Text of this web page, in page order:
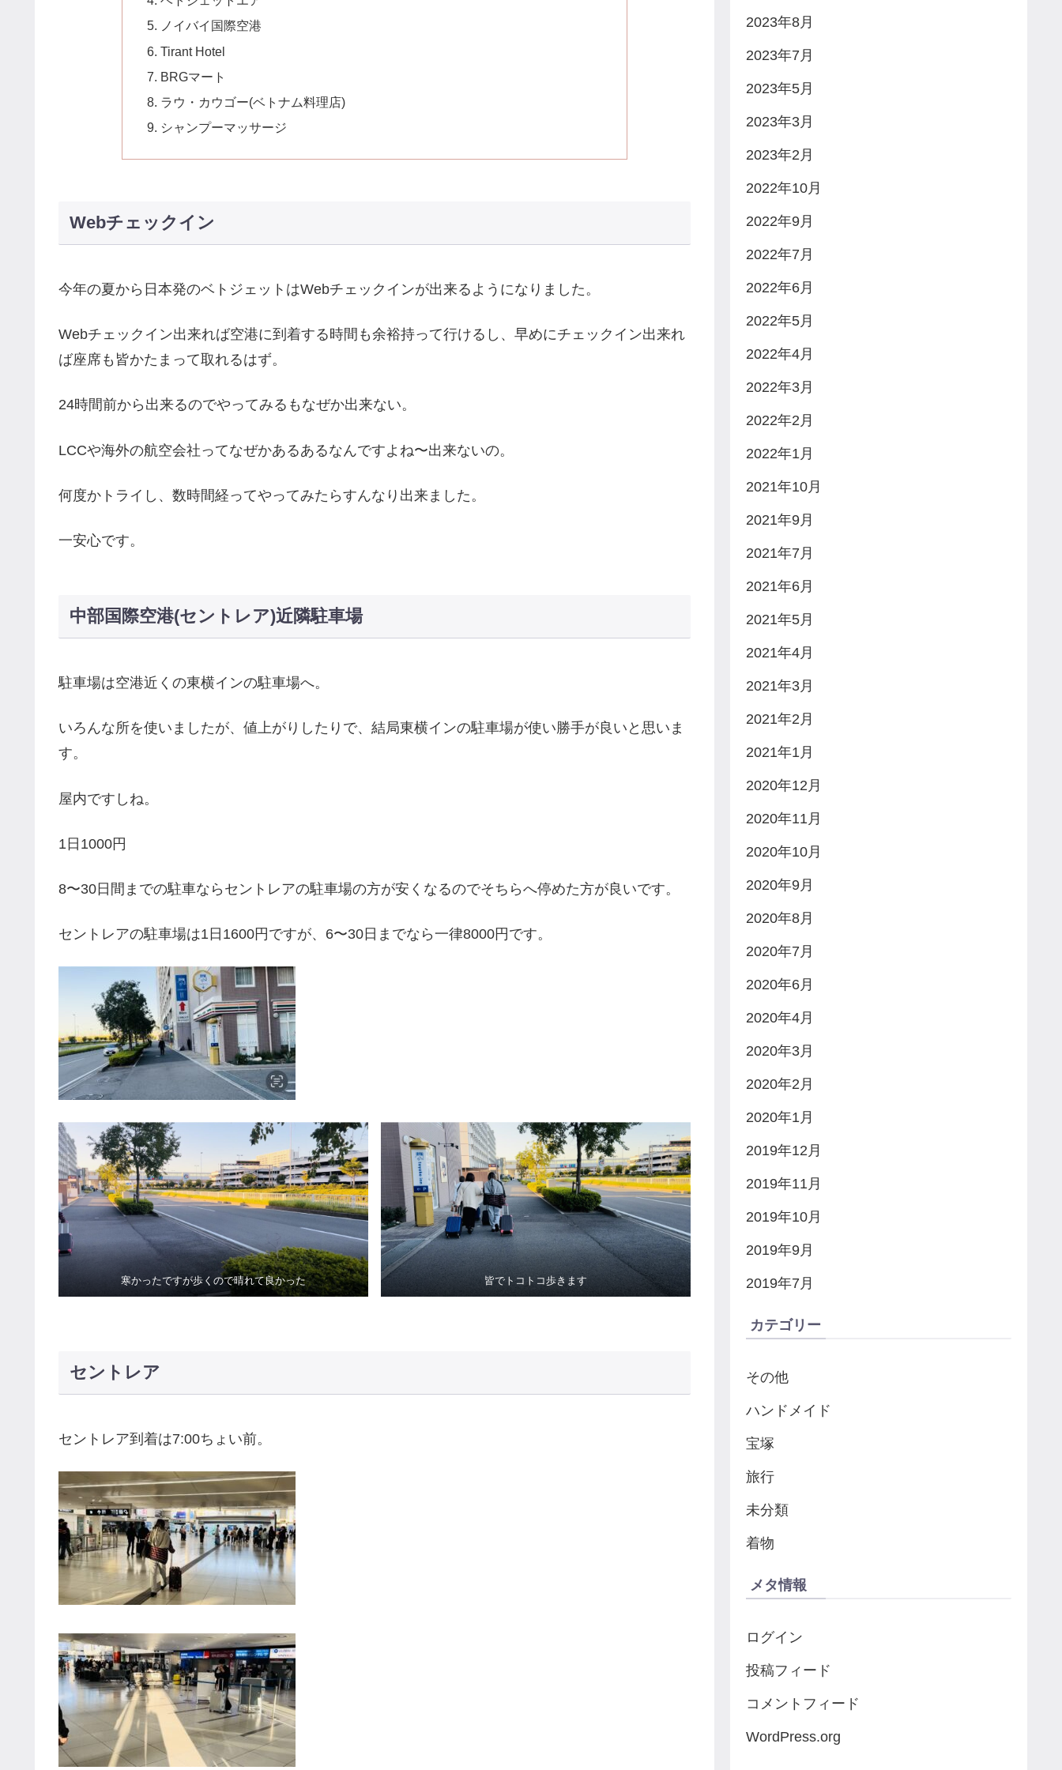
ノイバイ国際空港
Tirant Hotel
BRGマート
ラウ・カウゴー(ベトナム料理店)
シャンプーマッサージ
Webチェックイン
今年の夏から日本発のベトジェットはWebチェックインが出来るようになりました。
Webチェックイン出来れば空港に到着する時間も余裕持って行けるし、早めにチェックイン出来れ
ば座席も皆かたまって取れるはず。
24時間前から出来るのでやってみるもなぜか出来ない。
LCCや海外の航空会社ってなぜかあるあるなんですよね〜出来ないの。
何度かトライし、数時間経ってやってみたらすんなり出来ました。
一安心です。
中部国際空港(セントレア)近隣駐車場
駐車場は空港近くの東横インの駐車場へ。
いろんな所を使いましたが、値上がりしたりで、結局東横インの駐車場が使い勝手が良いと思いま
す。
屋内ですしね。
1日1000円
8〜30日間までの駐車ならセントレアの駐車場の方が安くなるのでそちらへ停めた方が良いです。
セントレアの駐車場は1日1600円ですが、6〜30日までなら一律8000円です。
寒かったですが歩くので晴れて良かった 皆でトコトコ歩きます
セントレア
セントレア到着は7:00ちょい前。
2023年8月
2023年7月
2023年5月
2023年3月
2023年2月
2022年10月
2022年9月
2022年7月
2022年6月
2022年5月
2022年4月
2022年3月
2022年2月
2022年1月
2021年10月
2021年9月
2021年7月
2021年6月
2021年5月
2021年4月
2021年3月
2021年2月
2021年1月
2020年12月
2020年11月
2020年10月
2020年9月
2020年8月
2020年7月
2020年6月
2020年4月
2020年3月
2020年2月
2020年1月
2019年12月
2019年11月
2019年10月
2019年9月
2019年7月
カテゴリー
その他
ハンドメイド
宝塚
旅行
未分類
着物
メタ情報
ログイン
投稿フィード
コメントフィード
WordPress.org